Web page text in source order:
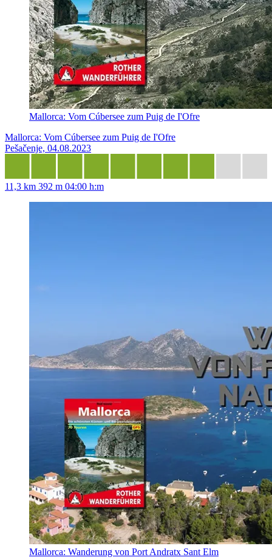
Mallorca: Vom Cúbersee zum Puig de I'Ofre
Mallorca: Vom Cúbersee zum Puig de I'Ofre
Pešačenje, 04.08.2023
11,3 km 392 m 04:00 h:m
Mallorca: Wanderung von Port Andratx Sant Elm